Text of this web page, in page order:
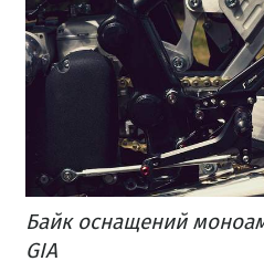
Байк оснащений
GIA